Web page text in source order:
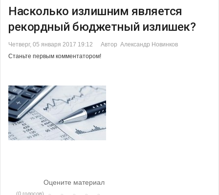
Насколько излишним является
рекордный бюджетный излишек?
Четверг, 05 января 2017 19:12
Автор Александр Новинков
Станьте первым комментатором!
Оцените материал
(0 голосов)